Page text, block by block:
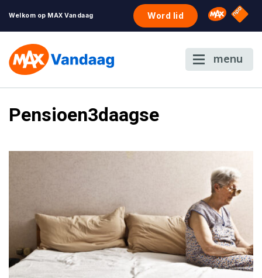
Welkom op MAX Vandaag Word lid Omroep
NPO
menu
Pensioen3daagse